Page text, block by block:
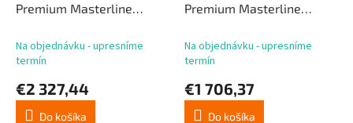
Premium Masterline
Costume Ultimate Version
54 cm
Na objednávku - upresníme
termín
€2 327,44
Do košíka
Premium Masterline
Costume 54 cm
Na objednávku - upresníme
termín
€1 706,37
Do košíka